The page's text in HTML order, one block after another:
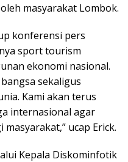
masyarakat Lombok.
konferensi pers
sport tourism
ekonomi nasional.
sekaligus
Kami akan terus
internasional agar
ucap Erick.
Kepala Diskominfotik